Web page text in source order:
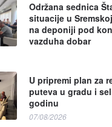
Održana sednica
situacije u
na deponiji pod
vazduha dobar
U pripremi plan za
puteva u gradu i
godinu
07/08/2026